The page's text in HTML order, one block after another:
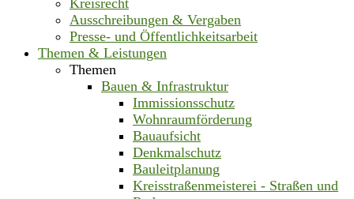
Ausschreibungen & Vergaben
Presse- und Öffentlichkeitsarbeit
Themen & Leistungen
Themen
Bauen & Infrastruktur
Immissionsschutz
Wohnraumförderung
Bauaufsicht
Denkmalschutz
Bauleitplanung
Kreisstraßenmeisterei - Straßen und